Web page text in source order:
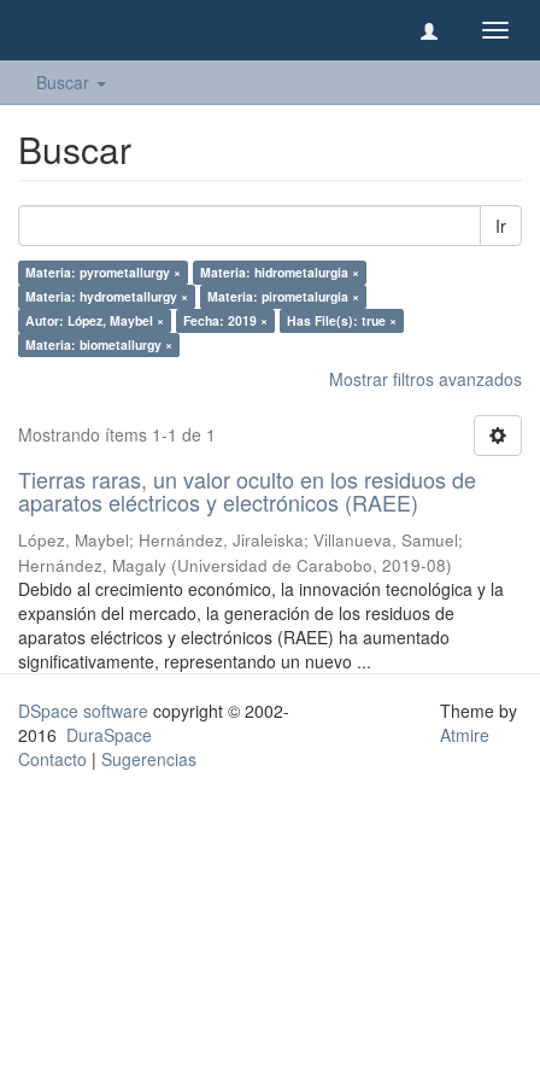
Buscar
Buscar
Ir
Materia: pyrometallurgy ×
Materia: hidrometalurgia ×
Materia: hydrometallurgy ×
Materia: pirometalurgia ×
Autor: López, Maybel ×
Fecha: 2019 ×
Has File(s): true ×
Materia: biometallurgy ×
Mostrar filtros avanzados
Mostrando ítems 1-1 de 1
Tierras raras, un valor oculto en los residuos de
aparatos eléctricos y electrónicos (RAEE)
López, Maybel; Hernández, Jiraleiska; Villanueva, Samuel;
Hernández, Magaly (Universidad de Carabobo, 2019-08)
Debido al crecimiento económico, la innovación tecnológica y la
expansión del mercado, la generación de los residuos de
aparatos eléctricos y electrónicos (RAEE) ha aumentado
significativamente, representando un nuevo ...
DSpace software copyright © 2002-
2016 DuraSpace
Contacto | Sugerencias
Theme by
Atmire